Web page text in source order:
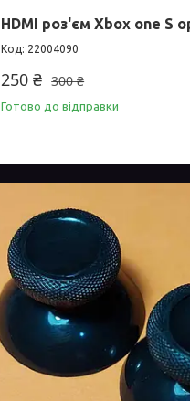
HDMI роз'єм Xbox one S
22004090
300 ₴
250 ₴
Готово до відправки